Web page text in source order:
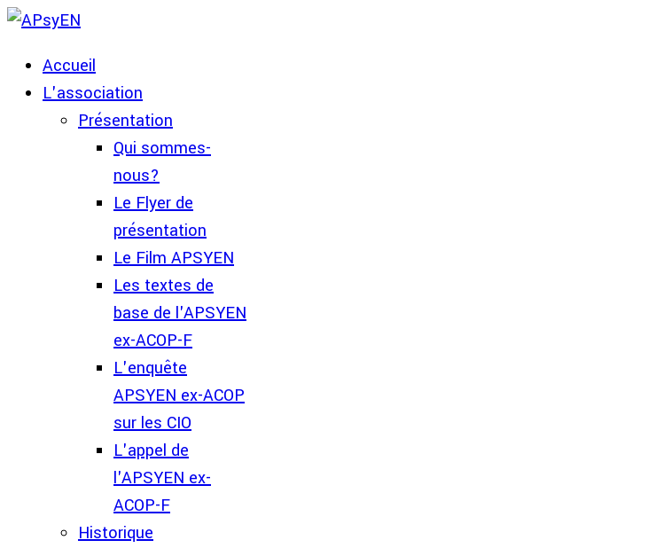
Accueil
L'association
Présentation
Qui sommes-
nous?
Le Flyer de
présentation
Le Film APSYEN
Les textes de
base de l'APSYEN
ex-ACOP-F
L'enquête
APSYEN ex-ACOP
sur les CIO
L'appel de
l'APSYEN ex-
ACOP-F
Historique